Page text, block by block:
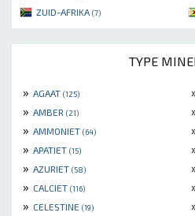
ZUID-AFRIKA (7)
TYPE
» AGAAT (125)
» AMBER (21)
» AMMONIET (64)
» APATIET (15)
» AZURIET (58)
» CALCIET (116)
» CELESTINE (19)